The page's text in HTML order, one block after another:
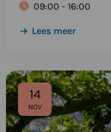
09:00 - 16:00
Lees meer
14
NOV
Bekijk
het
evenement:
Jaarlijkse